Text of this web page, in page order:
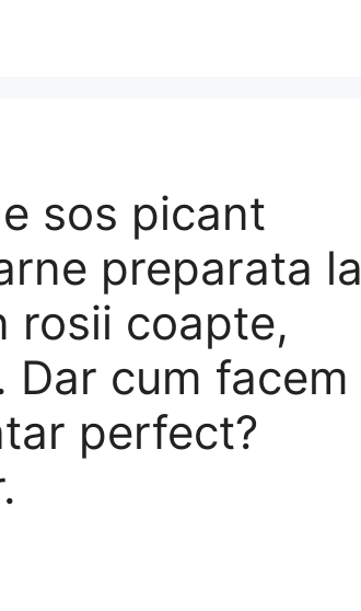
sos picant
preparata la
rosii coapte,
cum facem
perfect?